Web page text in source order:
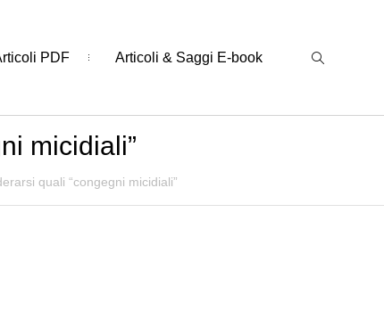
PDF Articoli & Saggi E-book
micidiali”
quali “congegni micidiali”